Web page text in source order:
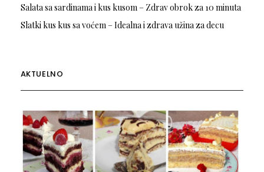
Salata sa sardinama i kus kusom – Zdrav obrok za 10 minuta
Slatki kus kus sa voćem – Idealna i zdrava užina za decu
AKTUELNO